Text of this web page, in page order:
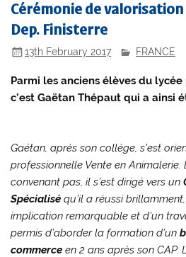
Cérémonie de
Dep. Finisterre
13th February 2017 FRANCE
Parmi les anciens élèves du
c’est Gaëtan Thépaut qui a ainsi
Gaëtan, après son collège, s’est
professionnelle Vente en Animalerie.
convenant pas, il s’est dirigé vers un
Spécialisé qu’il a réussi
implication remarquable et d’un
permis d’aborder la formation d’un
commerce en 2 ans après son CAP.